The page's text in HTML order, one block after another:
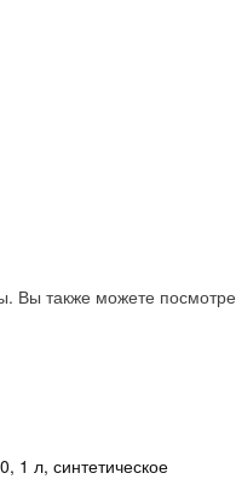
Вы также можете
1 л, синтетическое